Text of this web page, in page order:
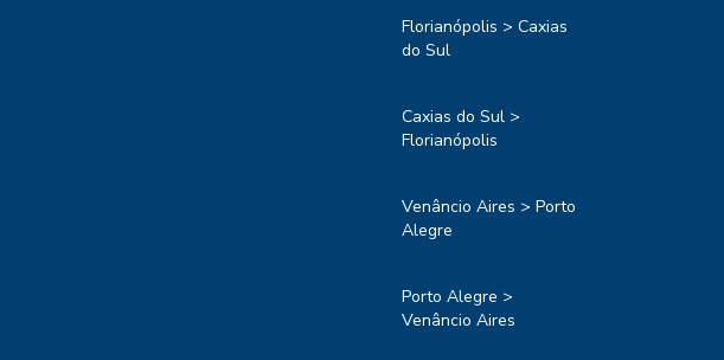
Florianópolis > Caxias
do Sul
Caxias do Sul >
Florianópolis
Venâncio Aires > Porto
Alegre
Porto Alegre >
Venâncio Aires